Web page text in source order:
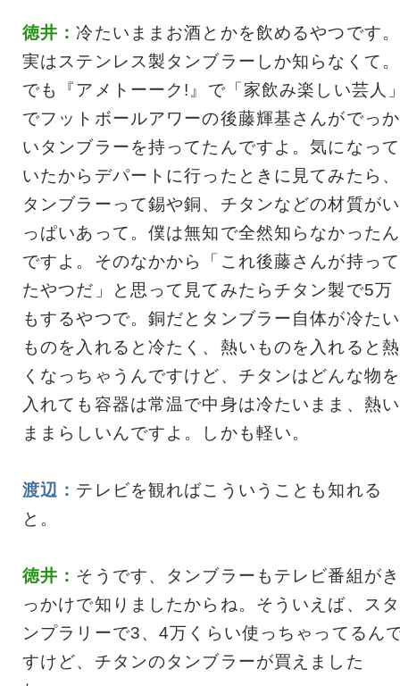
徳井： 冷たいままお酒とかを飲めるやつです。
実はステンレス製タンブラーしか知らなくて。
でも『アメトーーク!』で「家飲み楽しい芸人
でフットボールアワーの後藤輝基さんがでっか
いタンブラーを持ってたんですよ。気になって
いたからデパートに行ったときに見てみたら、
タンブラーって錫や銅、チタンなどの材質がい
っぱいあって。僕は無知で全然知らなかったん
ですよ。そのなかから「これ後藤さんが持って
たやつだ」と思って見てみたらチタン製で5万
もするやつで。銅だとタンブラー自体が冷たい
ものを入れると冷たく、熱いものを入れると熱
くなっちゃうんですけど、チタンはどんな物を
入れても容器は常温で中身は冷たいまま、熱い
ままらしいんですよ。しかも軽い。
渡辺： テレビを観ればこういうことも知れる
と。
徳井： そうです、タンブラーもテレビ番組がき
っかけで知りましたからね。そういえば、スタ
ンプラリーで3、4万くらい使っちゃってるん
すけど、チタンのタンブラーが買えました